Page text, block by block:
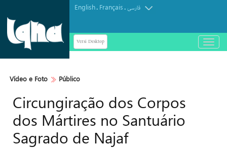
English. Français.فارسی
Versi Desktop
باز
و
Vídeo e Foto Público
Circungiração dos Corpos
dos Mártires no Santuário
Sagrado de Najaf